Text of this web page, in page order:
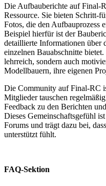
Die Aufbauberichte auf Final-
Ressource. Sie bieten Schritt-
Fotos, die den Aufbauprozess
Beispiel hierfür ist der
detaillierte Informationen über
einzelnen Bauabschnitte
lehrreich, sondern auch
Modellbauern, ihre eigenen
Die Community auf Final-RC
Mitglieder tauschen
Feedback zu den Berichten
Dieses Gemeinschaftsgefühl
Forums und trägt dazu bei,
unterstützt fühlt.
FAQ-Sektion